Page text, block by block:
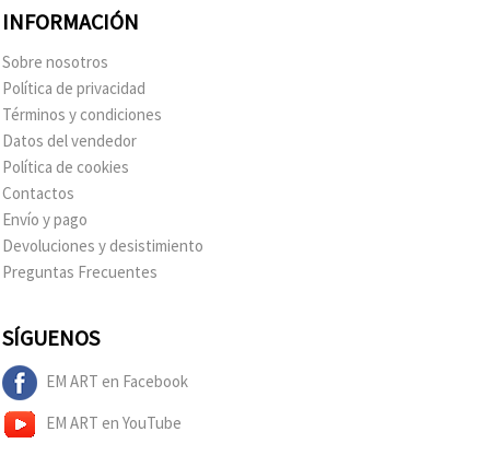
INFORMACIÓN
Sobre nosotros
Política de privacidad
Términos y condiciones
Datos del vendedor
Política de cookies
Contactos
Envío y pago
Devoluciones y desistimiento
Preguntas Frecuentes
SÍGUENOS
EM ART en Facebook
EM ART en YouTube